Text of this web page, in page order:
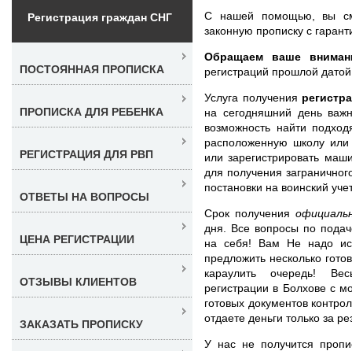
С нашей помощью, вы
законную прописку с
Обращаем ваше
регистраций прошлой
Услуга получения
на сегодняшний день
возможность найти
расположенную школу
или зарегистрировать
для получения
постановки на воинский
Срок получения
дня. Все вопросы по
на себя! Вам Не надо
предложить несколько
караулить очередь!
регистрации в Болхове с
готовых документов
отдаете деньги только за
У нас не получится
Регистрация граждан СНГ
ПОСТОЯННАЯ ПРОПИСКА
ПРОПИСКА ДЛЯ РЕБЕНКА
РЕГИСТРАЦИЯ ДЛЯ РВП
ОТВЕТЫ НА ВОПРОСЫ
ЦЕНА РЕГИСТРАЦИИ
ОТЗЫВЫ КЛИЕНТОВ
ЗАКАЗАТЬ ПРОПИСКУ